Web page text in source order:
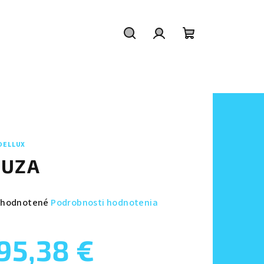
Podrobnosti hodnotenia
€